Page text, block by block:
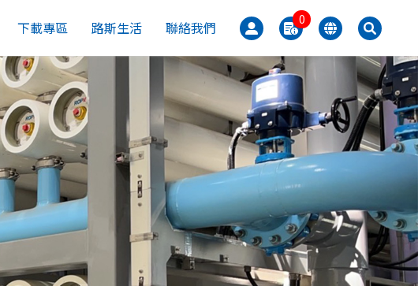
下載專區 路斯生活 聯絡我們 0